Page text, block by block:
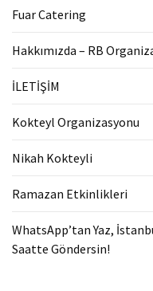
Fuar Catering
Hakkımızda – RB
İLETİŞİM
Kokteyl Organizasyonu
Nikah Kokteyli
Ramazan Etkinlikleri
WhatsApp’tan Yaz,
Saatte Göndersin!